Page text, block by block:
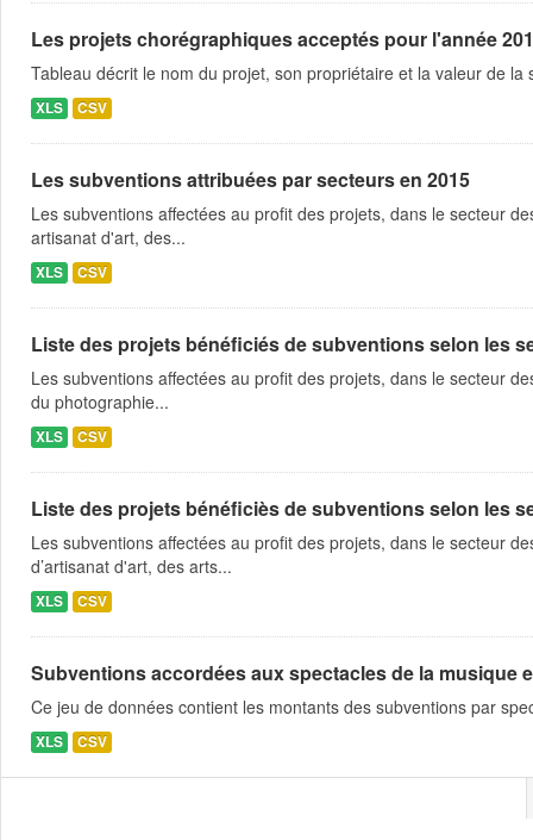
Les projets chorégraphiques acceptés pour l'année
Tableau décrit le nom du projet, son propriétaire et la valeur de
XLS CSV
Les subventions attribuées par secteurs en 2015
Les subventions affectées au profit des projets, dans le secteur
artisanat d'art, des...
XLS CSV
Liste des projets bénéficiés de subventions selon les
Les subventions affectées au profit des projets, dans le secteur
du photographie...
XLS CSV
Liste des projets bénéficiès de subventions selon les
Les subventions affectées au profit des projets, dans le secteur
d’artisanat d'art, des arts...
XLS CSV
Subventions accordées aux spectacles de la musique
Ce jeu de données contient les montants des subventions par
XLS CSV